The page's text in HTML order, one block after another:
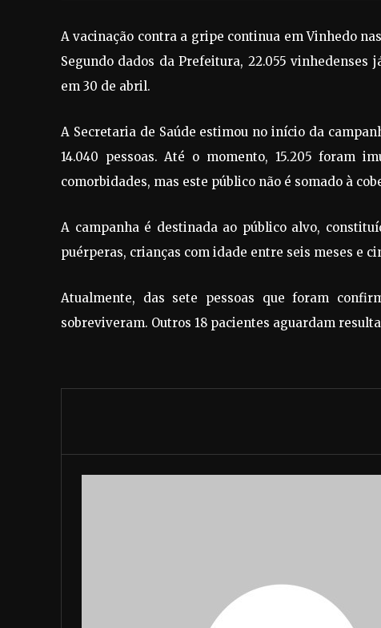
A vacinação contra a gripe continua em Vinhedo
Segundo dados da Prefeitura, 22.055
em 30 de abril.
A Secretaria de Saúde estimou no início da
14.040 pessoas. Até o momento, 15.205 foram
comorbidades, mas este público não é somado à
A campanha é destinada ao público alvo,
puérperas, crianças com idade entre seis meses e
Atualmente, das sete pessoas que foram
sobreviveram. Outros 18 pacientes aguardam